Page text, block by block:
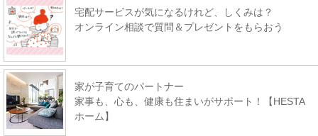
宅配サービスが気になるけれど、しくみは？
オンライン相談で質問＆プレゼントをもらおう
家が子育てのパートナー
家事も、心も、健康も住まいがサポート！【HESTA
ホーム】